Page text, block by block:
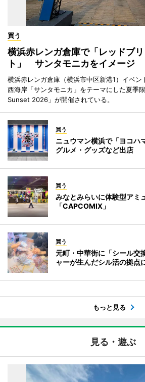
買う
横浜赤レンガ倉庫で「レッドブ
ト」 サンタモニカをイメージ
横浜赤レンガ倉庫（横浜市中区新港1）イベン
西海岸「サンタモニカ」をテーマにした夏季
Sunset 2026」が開催されている。
買う
ニュウマン横浜で「ヨコ
グルメ・グッズなど出店
買う
みなとみらいに体験型アミ
「CAPCOMIX」
買う
元町・中華街に「シール
ャーが生んだシル活の拠点
もっと見る
見る・遊ぶ